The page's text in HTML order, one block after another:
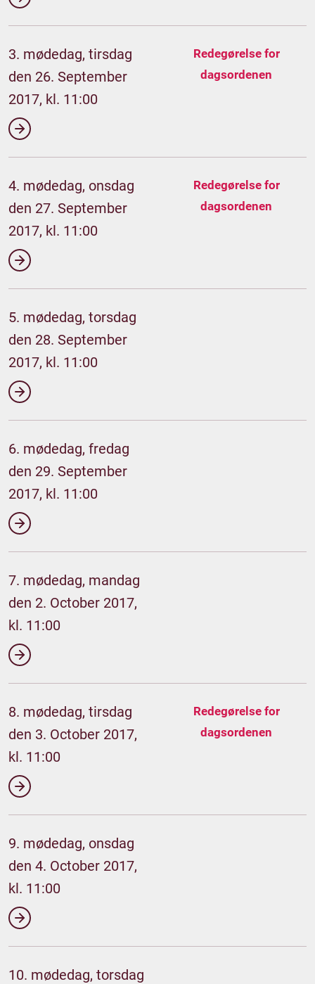
3. mødedag, tirsdag
den 26. September
2017, kl. 11:00
Redegørelse for
dagsordenen
4. mødedag, onsdag
den 27. September
2017, kl. 11:00
Redegørelse for
dagsordenen
5. mødedag, torsdag
den 28. September
2017, kl. 11:00
6. mødedag, fredag
den 29. September
2017, kl. 11:00
7. mødedag, mandag
den 2. October 2017,
kl. 11:00
8. mødedag, tirsdag
den 3. October 2017,
kl. 11:00
Redegørelse for
dagsordenen
9. mødedag, onsdag
den 4. October 2017,
kl. 11:00
10. mødedag, torsdag